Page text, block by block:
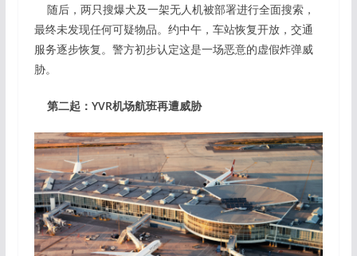
随后，两只搜爆犬及一架无人机被部署进行全面搜索，
最终未发现任何可疑物品。约中午，车站恢复开放，交通
服务逐步恢复。警方初步认定这是一场恶意的虚假炸弹威
胁。
第二起：YVR机场航班再遭威胁